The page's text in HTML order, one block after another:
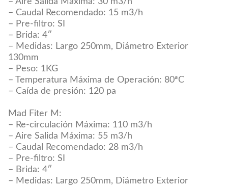
– Caudal Recomendado: 15 m3/h
– Pre-filtro: SI
– Brida: 4″
– Medidas: Largo 250mm, Diámetro Exterior
130mm
– Peso: 1KG
– Temperatura Máxima de Operación: 80ªC
– Caída de presión: 120 pa
Mad Fiter M:
– Re-circulación Máxima: 110 m3/h
– Aire Salida Máxima: 55 m3/h
– Caudal Recomendado: 28 m3/h
– Pre-filtro: SI
– Brida: 4″
– Medidas: Largo 250mm, Diámetro Exterior